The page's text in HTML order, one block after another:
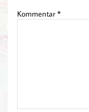
Kommentar*